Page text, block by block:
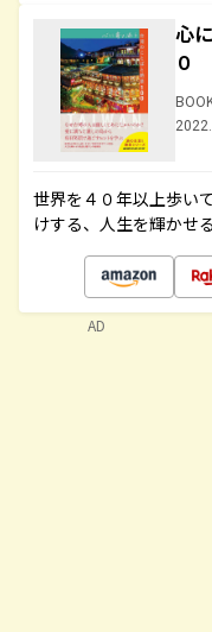
心
０
世界を４０年以上歩い
けする、人生を輝かせ
AD